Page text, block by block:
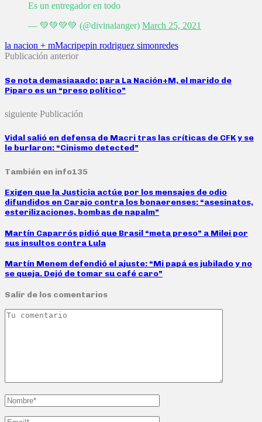
Es un entregador en todo
— 💚💚💚💚 (@divinalanger) March 25, 2021
la nacion + mMacripepin rodriguez simonredes
Publicación anterior
Se nota demasiaaado: para La Nación+M, el marido de
Piparo es un “preso político”
siguiente Publicación
Vidal salió en defensa de Macri tras las críticas de CFK y se
le burlaron: “Cinismo detected”
También en info135
Exigen que la Justicia actúe por los mensajes de odio
difundidos en Carajo contra los bonaerenses: “asesinatos,
esterilizaciones, bombas de napalm”
Martín Caparrós pidió que Brasil “meta preso” a Milei por
sus insultos contra Lula
Martín Menem defendió el ajuste: “Mi papá es jubilado y no
se queja. Dejó de tomar su café caro”
Salir de los comentarios